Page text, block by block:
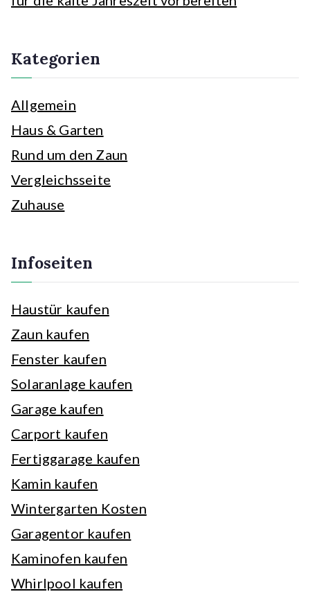
Kategorien
Allgemein
Haus & Garten
Rund um den Zaun
Vergleichsseite
Zuhause
Infoseiten
Haustür kaufen
Zaun kaufen
Fenster kaufen
Solaranlage kaufen
Garage kaufen
Carport kaufen
Fertiggarage kaufen
Kamin kaufen
Wintergarten Kosten
Garagentor kaufen
Kaminofen kaufen
Whirlpool kaufen